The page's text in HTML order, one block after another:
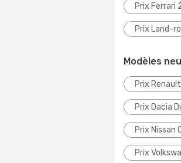
Prix Ferrari
Prix Land-
Modèles
Prix
Prix Dacia
Prix Nissan
Prix